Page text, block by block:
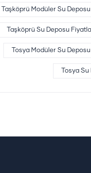
Taşköprü Modüler Su Deposu
Taşköprü Su Deposu
Tosya Modüler Su
Tosya